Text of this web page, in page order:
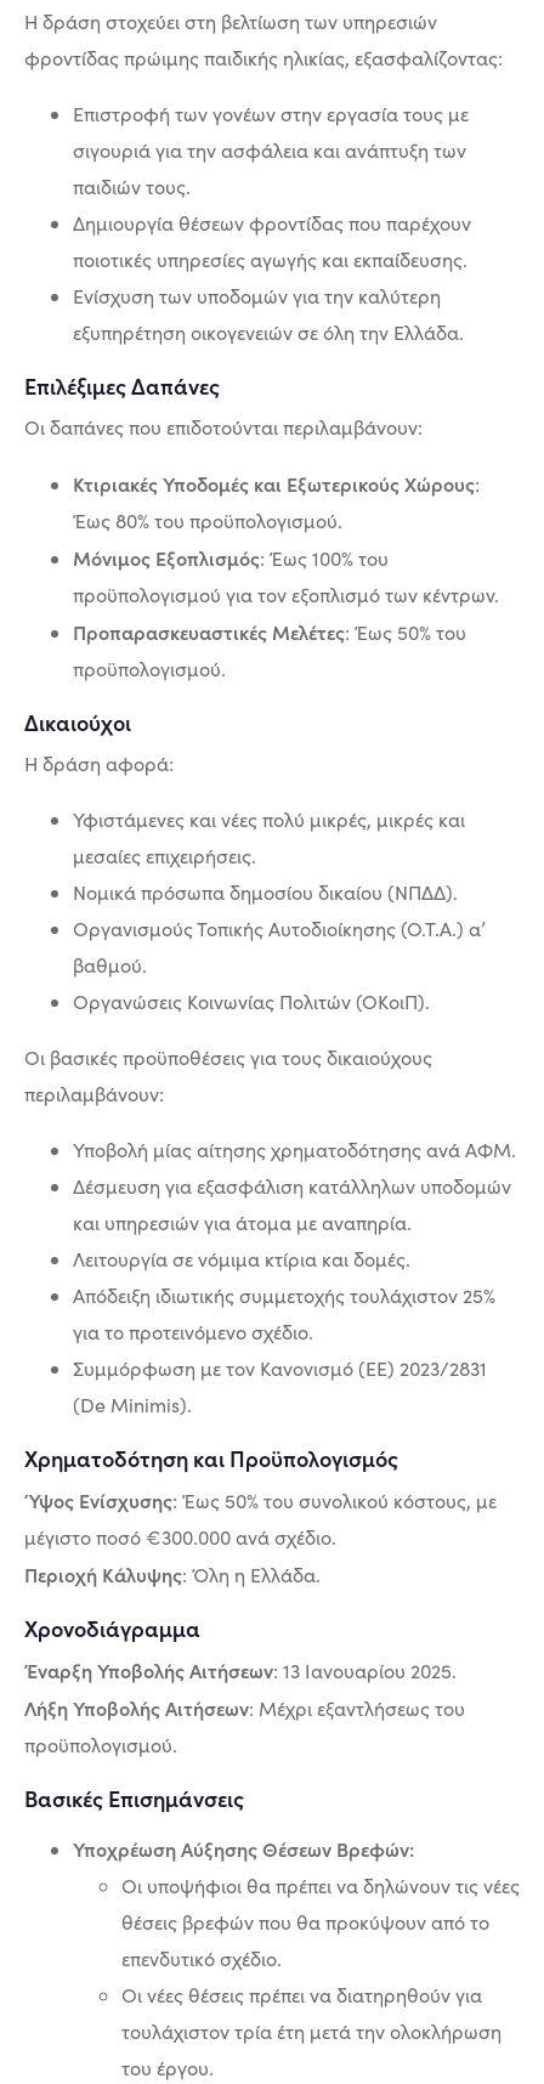
Η δράση στοχεύει στη βελτίωση των υπηρεσιών
φροντίδας πρώιμης παιδικής ηλικίας, εξασφαλίζοντας:
Επιστροφή των γονέων στην εργασία τους με
σιγουριά για την ασφάλεια και ανάπτυξη των
παιδιών τους.
Δημιουργία θέσεων φροντίδας που παρέχουν
ποιοτικές υπηρεσίες αγωγής και εκπαίδευσης.
Ενίσχυση των υποδομών για την καλύτερη
εξυπηρέτηση οικογενειών σε όλη την Ελλάδα.
Επιλέξιμες Δαπάνες
Οι δαπάνες που επιδοτούνται περιλαμβάνουν:
Κτιριακές Υποδομές και Εξωτερικούς Χώρους:
Έως 80% του προϋπολογισμού.
Μόνιμος Εξοπλισμός: Έως 100% του
προϋπολογισμού για τον εξοπλισμό των κέντρων.
Προπαρασκευαστικές Μελέτες: Έως 50% του
προϋπολογισμού.
Δικαιούχοι
Η δράση αφορά:
Υφιστάμενες και νέες πολύ μικρές, μικρές και
μεσαίες επιχειρήσεις.
Νομικά πρόσωπα δημοσίου δικαίου (ΝΠΔΔ).
Οργανισμούς Τοπικής Αυτοδιοίκησης (Ο.Τ.Α.) α’
βαθμού.
Οργανώσεις Κοινωνίας Πολιτών (ΟΚοιΠ).
Οι βασικές προϋποθέσεις για τους δικαιούχους
περιλαμβάνουν:
Υποβολή μίας αίτησης χρηματοδότησης ανά ΑΦΜ.
Δέσμευση για εξασφάλιση κατάλληλων υποδομών
και υπηρεσιών για άτομα με αναπηρία.
Λειτουργία σε νόμιμα κτίρια και δομές.
Απόδειξη ιδιωτικής συμμετοχής τουλάχιστον 25%
για το προτεινόμενο σχέδιο.
Συμμόρφωση με τον Κανονισμό (ΕΕ) 2023/2831
(De Minimis).
Χρηματοδότηση και Προϋπολογισμός
Ύψος Ενίσχυσης: Έως 50% του συνολικού κόστους, με
μέγιστο ποσό €300.000 ανά σχέδιο.
Περιοχή Κάλυψης: Όλη η Ελλάδα.
Χρονοδιάγραμμα
Έναρξη Υποβολής Αιτήσεων: 13 Ιανουαρίου 2025.
Λήξη Υποβολής Αιτήσεων: Μέχρι εξαντλήσεως του
προϋπολογισμού.
Βασικές Επισημάνσεις
Υποχρέωση Αύξησης Θέσεων Βρεφών:
Οι υποψήφιοι θα πρέπει να δηλώνουν τις νέες
θέσεις βρεφών που θα προκύψουν από το
επενδυτικό σχέδιο.
Οι νέες θέσεις πρέπει να διατηρηθούν για
τουλάχιστον τρία έτη μετά την ολοκλήρωση
του έργου.